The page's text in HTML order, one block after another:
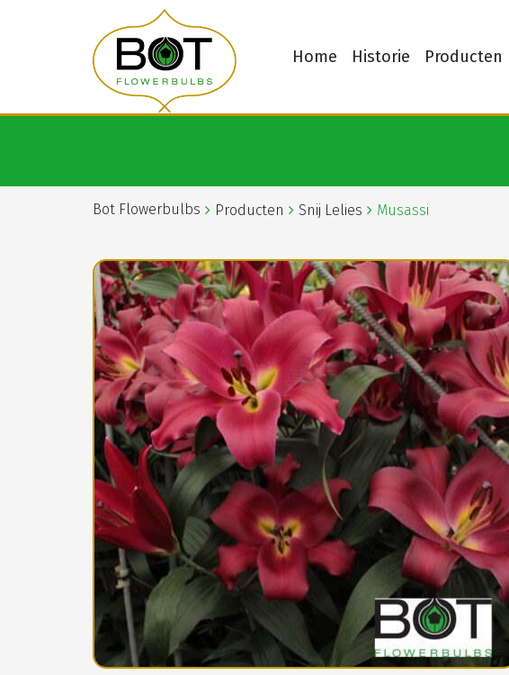
Home Historie Producten
Bot Flowerbulbs Producten Snij Lelies Musassi